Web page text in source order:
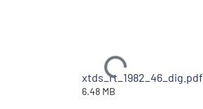
Ladataan...
xtds_rt_1982_46_dig.pdf
6.48 MB